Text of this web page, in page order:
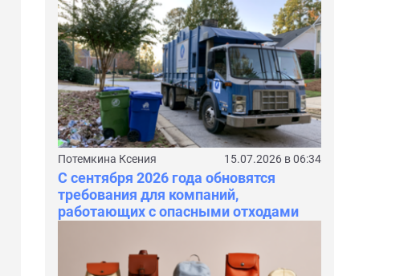
Потемкина Ксения 15.07.2026 в 06:34
С сентября 2026 года обновятся
требования для компаний,
работающих с опасными отходами